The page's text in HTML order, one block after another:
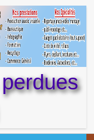
perdues